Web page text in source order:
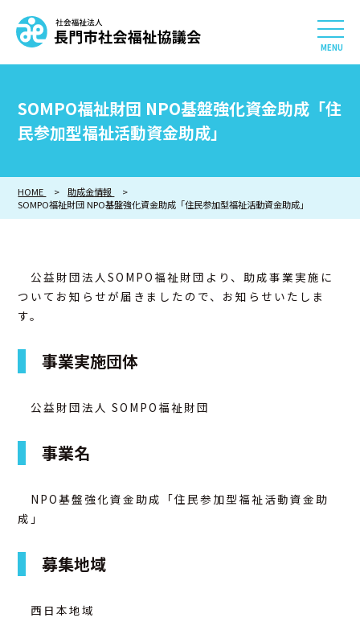
社会福祉法人 長門市社
長門市社会福祉協議会について
相談したい
知りたい
利用したい
SOMPO福祉財団 NPO基盤強化資金助成「住
民参加型福祉活動資金助成」
HOME
助成金情報
SOMPO福祉財団 NPO基盤強化資金助成「住民参加型福祉活動資金助成」
公益財団法人SOMPO福祉財団より、助成事業実施に
ついてお知らせが届きましたので、お知らせいたしま
す。
事業実施団体
公益財団法人 SOMPO福祉財団
事業名
NPO基盤強化資金助成「住民参加型福祉活動資金助
成」
募集地域
西日本地域